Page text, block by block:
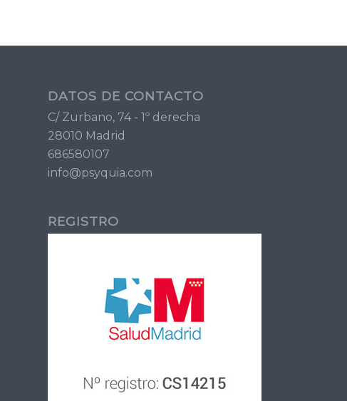
DATOS DE CONTACTO
C/ Zurbano, 74 - 1º derecha
28010 Madrid
686580107
info@psyquia.com
REGISTRO